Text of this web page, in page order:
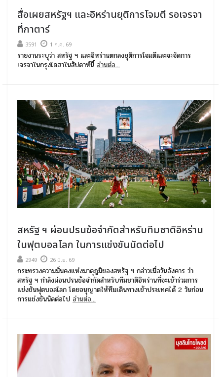
สื่อเผยสหรัฐฯ และอิหร่านยุติการโจมตี รอเจรจา
ที่กาตาร์
3591 1 ก.ค. 69
รายงานระบุว่า สหรัฐ ฯ และอิหร่านตกลงยุติการโจมตีและจะจัดการ
เจรจาในกรุงโดฮาในสัปดาห์นี้ อ่านต่อ...
สหรัฐ ฯ ผ่อนปรนข้อจำกัดสำหรับทีมชาติอิหร่าน
ในฟุตบอลโลก ในการแข่งขันนัดต่อไป
2949 26 มิ.ย. 69
กระทรวงความมั่นคงแห่งมาตุภูมิของสหรัฐ ฯ กล่าวเมื่อวันอังคาร ว่า
สหรัฐ ฯ กำลังผ่อนปรนข้อจำกัดสำหรับทีมชาติอิหร่านที่จะเข้าร่วมการ
แข่งขันฟุตบอลโลก โดยอนุญาตให้ทีมเดินทางเข้าประเทศได้ 2 วันก่อน
การแข่งขันนัดต่อไป อ่านต่อ...